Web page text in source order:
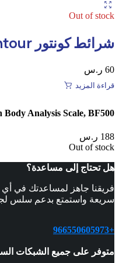
Out of stock
شرائط كونتور contour
60 ر.س
قراءة المزيد
Body Analysis Scale, BF500
188 ر.س
Out of stock
هل تحتاج إلى مساعدة؟
فريقنا جاهز لمساعدتك في
سريعة واستمتع بدعم سلس
+966550605973
متوفر على جميع الشبكات